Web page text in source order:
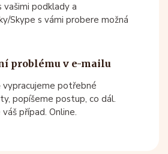
vašimi podklady a
Skype s vámi probere možná
problému v e-mailu
vypracujeme potřebné
popíšeme postup, co dál.
případ. Online.